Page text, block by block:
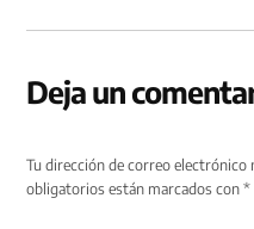
Deja un
Tu dirección de correo electrónico
obligatorios están marcados con*